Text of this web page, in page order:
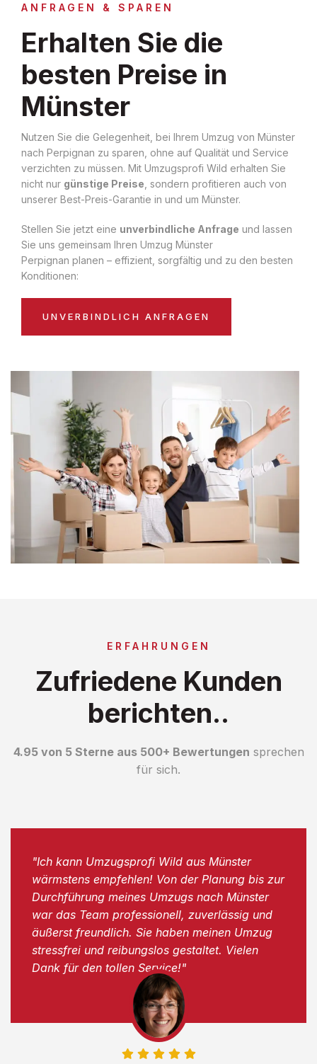
ANFRAGEN & SPAREN
Erhalten Sie die
besten Preise in
Münster
Nutzen Sie die Gelegenheit, bei Ihrem Umzug von Münster
nach Perpignan zu sparen, ohne auf Qualität und Service
verzichten zu müssen. Mit Umzugsprofi Wild erhalten Sie
nicht nur günstige Preise , sondern profitieren auch von
unserer Best-Preis-Garantie in und um Münster.
Stellen Sie jetzt eine unverbindliche Anfrage und lassen
Sie uns gemeinsam Ihren Umzug Münster
Perpignan planen – effizient, sorgfältig und zu den besten
Konditionen:
UNVERBINDLICH ANFRAGEN
ERFAHRUNGEN
Zufriedene Kunden
berichten..
4.95 von 5 Sterne aus 500+ Bewertungen sprechen
für sich.
"Ich kann Umzugsprofi Wild aus Münster
wärmstens empfehlen! Von der Planung bis zur
Durchführung meines Umzugs nach Münster
war das Team professionell, zuverlässig und
äußerst freundlich. Sie haben meinen Umzug
stressfrei und reibungslos gestaltet. Vielen
Dank für den tollen Service!"